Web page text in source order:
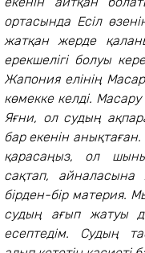
ортасында Есіл
жатқан жерде
ерекшелігі болуы
Жапония елінің
көмекке келді.
Яғни, ол судың
бар екенін
қарасаңыз, ол
сақтап,
бірден-бір материя.
судың ағып жатуы
есептедім. Судың